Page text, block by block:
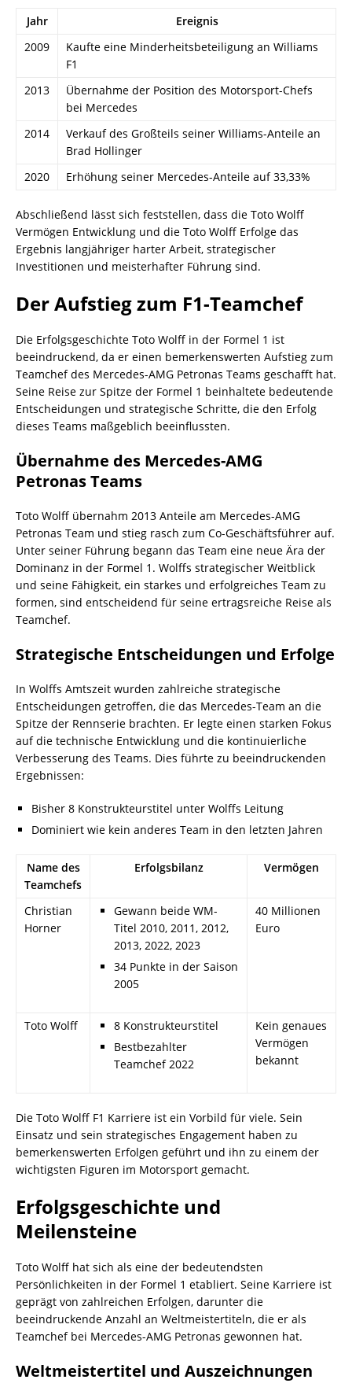
Jahr
Ereignis
2009
Kaufte eine Minderheitsbeteiligung an Williams
F1
2013
Übernahme der Position des Motorsport-Chefs
bei Mercedes
2014
Verkauf des Großteils seiner Williams-Anteile an
Brad Hollinger
2020
Erhöhung seiner Mercedes-Anteile auf 33,33%
Abschließend lässt sich feststellen, dass die Toto Wolff
Vermögen Entwicklung und die Toto Wolff Erfolge das
Ergebnis langjähriger harter Arbeit, strategischer
Investitionen und meisterhafter Führung sind.
Der Aufstieg zum F1-Teamchef
Die Erfolgsgeschichte Toto Wolff in der Formel 1 ist
beeindruckend, da er einen bemerkenswerten Aufstieg zum
Teamchef des Mercedes-AMG Petronas Teams geschafft hat.
Seine Reise zur Spitze der Formel 1 beinhaltete bedeutende
Entscheidungen und strategische Schritte, die den Erfolg
dieses Teams maßgeblich beeinflussten.
Übernahme des Mercedes-AMG
Petronas Teams
Toto Wolff übernahm 2013 Anteile am Mercedes-AMG
Petronas Team und stieg rasch zum Co-Geschäftsführer auf.
Unter seiner Führung begann das Team eine neue Ära der
Dominanz in der Formel 1. Wolffs strategischer Weitblick
und seine Fähigkeit, ein starkes und erfolgreiches Team zu
formen, sind entscheidend für seine ertragsreiche Reise als
Teamchef.
Strategische Entscheidungen und Erfolge
In Wolffs Amtszeit wurden zahlreiche strategische
Entscheidungen getroffen, die das Mercedes-Team an die
Spitze der Rennserie brachten. Er legte einen starken Fokus
auf die technische Entwicklung und die kontinuierliche
Verbesserung des Teams. Dies führte zu beeindruckenden
Ergebnissen:
Bisher 8 Konstrukteurstitel unter Wolffs Leitung
Dominiert wie kein anderes Team in den letzten Jahren
Name des
Teamchefs
Erfolgsbilanz Vermögen
Christian
Horner
Gewann beide WM-
Titel 2010, 2011, 2012,
2013, 2022, 2023
34 Punkte in der Saison
2005
40 Millionen
Euro
Toto Wolff
8 Konstrukteurstitel
Bestbezahlter
Teamchef 2022
Kein genaues
Vermögen
bekannt
Die Toto Wolff F1 Karriere ist ein Vorbild für viele. Sein
Einsatz und sein strategisches Engagement haben zu
bemerkenswerten Erfolgen geführt und ihn zu einem der
wichtigsten Figuren im Motorsport gemacht.
Erfolgsgeschichte und
Meilensteine
Toto Wolff hat sich als eine der bedeutendsten
Persönlichkeiten in der Formel 1 etabliert. Seine Karriere ist
geprägt von zahlreichen Erfolgen, darunter die
beeindruckende Anzahl an Weltmeistertiteln, die er als
Teamchef bei Mercedes-AMG Petronas gewonnen hat.
Weltmeistertitel und Auszeichnungen